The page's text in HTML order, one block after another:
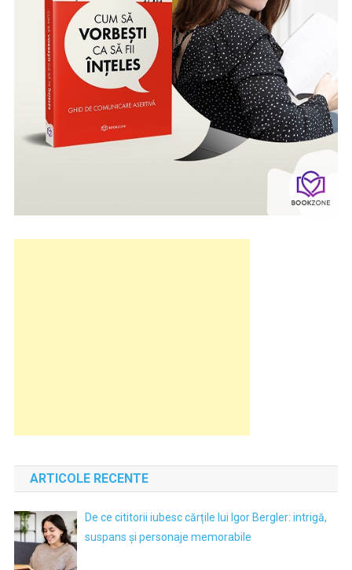
ARTICOLE RECENTE
De ce cititorii iubesc cărțile lui Igor Bergler: intrigă,
suspans și personaje memorabile